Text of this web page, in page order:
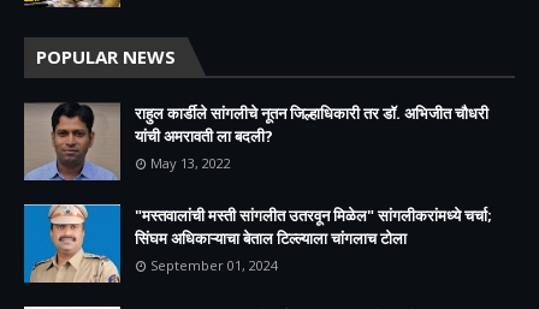
POPULAR NEWS
राहुल कार्डीले सांगलीचे नूतन जिल्हाधिकारी तर डॉ. अभिजीत चौधरी
यांची अमरावती ला बदली?
May 13, 2022
"मस्तवालांची मस्ती सांगलीत उतरवून मिळेल" सांगलीकरांमध्ये चर्चा;
सिंघम अधिकाऱ्याचा बेताल टिल्ल्याला चांगलाच टोला
September 01, 2024